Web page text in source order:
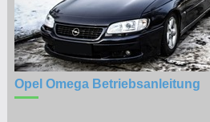
Opel Omega Betriebsanleitung